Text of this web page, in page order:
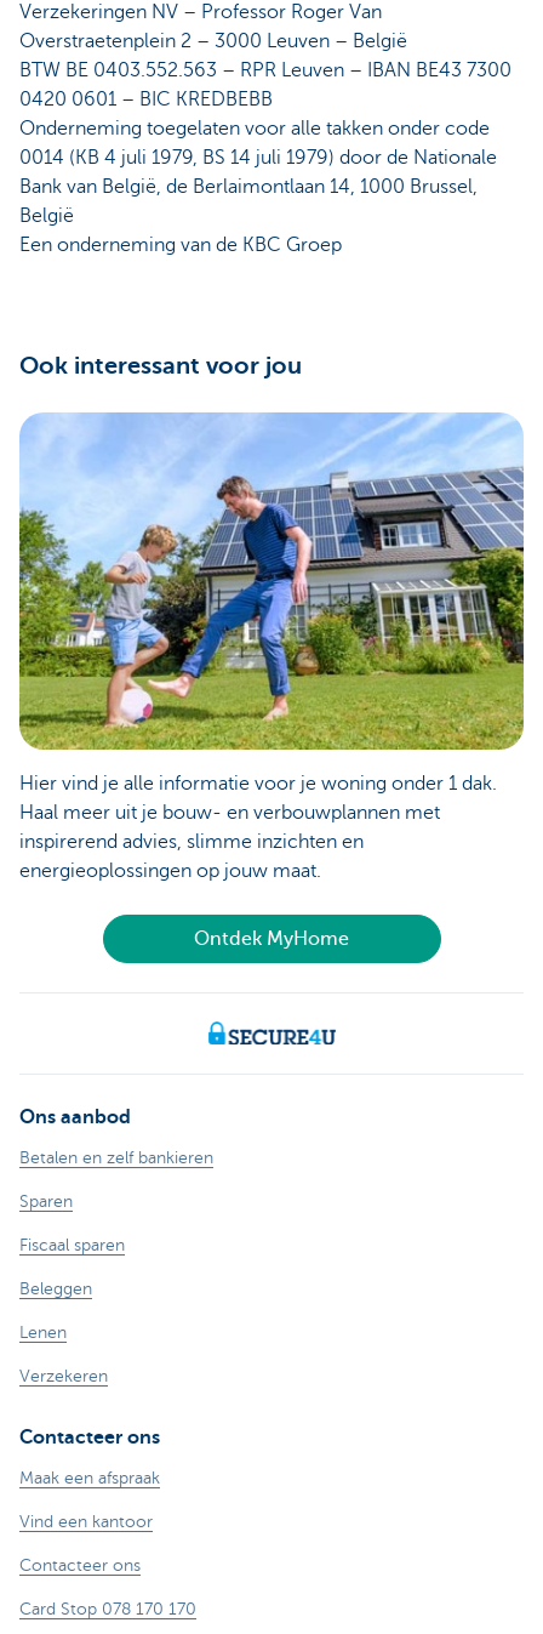
Verzekeringen NV – Professor Roger Van
Overstraetenplein 2 – 3000 Leuven – België
BTW BE 0403.552.563 – RPR Leuven – IBAN BE43 7300
0420 0601 – BIC KREDBEBB
Onderneming toegelaten voor alle takken onder code
0014 (KB 4 juli 1979, BS 14 juli 1979) door de Nationale
Bank van België, de Berlaimontlaan 14, 1000 Brussel,
België
Een onderneming van de KBC Groep
Ook interessant voor jou
Hier vind je alle informatie voor je woning onder 1 dak.
Haal meer uit je bouw- en verbouwplannen met
inspirerend advies, slimme inzichten en
energieoplossingen op jouw maat.
Ontdek MyHome
Ons aanbod
Betalen en zelf bankieren
Sparen
Fiscaal sparen
Beleggen
Lenen
Verzekeren
Contacteer ons
Maak een afspraak
Vind een kantoor
Contacteer ons
Card Stop 078 170 170